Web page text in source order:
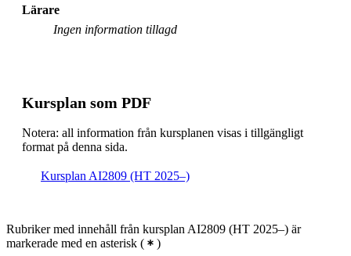
Lärare
Ingen information tillagd
Kursplan som PDF
Notera: all information från kursplanen visas i tillgängligt
format på denna sida.
Kursplan AI2809 (HT 2025–)
Rubriker med innehåll från kursplan AI2809 (HT 2025–) är
markerade med en asterisk ( )